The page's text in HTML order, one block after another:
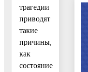
трагедии
приводят
такие
причины,
как
состояние